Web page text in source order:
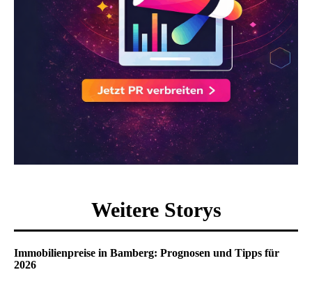
Weitere Storys
Immobilienpreise in Bamberg: Prognosen und Tipps für
2026